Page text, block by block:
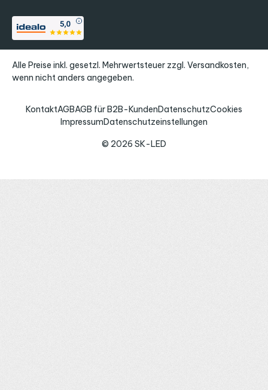
Alle Preise inkl. gesetzl. Mehrwertsteuer zzgl. Versandkosten,
wenn nicht anders angegeben.
© 2026 SK-LED
KontaktAGBAGB für B2B-KundenDatenschutzCookies
ImpressumDatenschutzeinstellungen